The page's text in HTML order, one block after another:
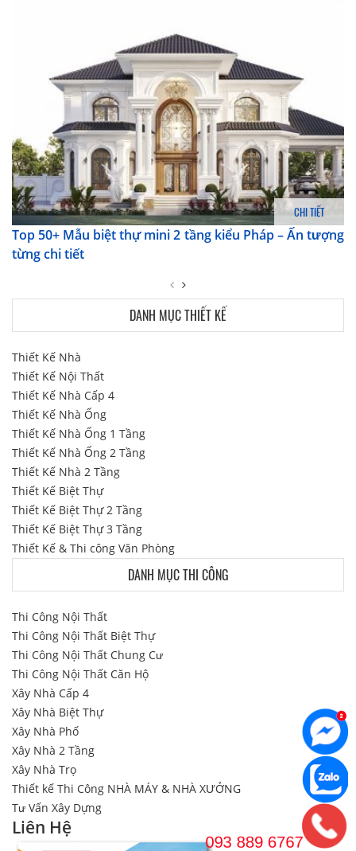
CHI TIẾT
Top 50+ Mẫu biệt thự mini 2 tầng kiểu Pháp – Ấn tượng
từng chi tiết
DANH MỤC THIẾT KẾ
Thiết Kế Nhà
Thiết Kế Nội Thất
Thiết Kế Nhà Cấp 4
Thiết Kế Nhà Ống
Thiết Kế Nhà Ống 1 Tầng
Thiết Kế Nhà Ống 2 Tầng
Thiết Kế Nhà 2 Tầng
Thiết Kế Biệt Thự
Thiết Kế Biệt Thự 2 Tầng
Thiết Kế Biệt Thự 3 Tầng
Thiết Kế & Thi công Văn Phòng
DANH MỤC THI CÔNG
Thi Công Nội Thất
Thi Công Nội Thất Biệt Thự
Thi Công Nội Thất Chung Cư
Thi Công Nội Thất Căn Hộ
Xây Nhà Cấp 4
Xây Nhà Biệt Thự
Xây Nhà Phố
Xây Nhà 2 Tầng
Xây Nhà Trọ
Thiết kế Thi Công NHÀ MÁY & NHÀ XƯỞNG
Tư Vấn Xây Dựng
Liên Hệ